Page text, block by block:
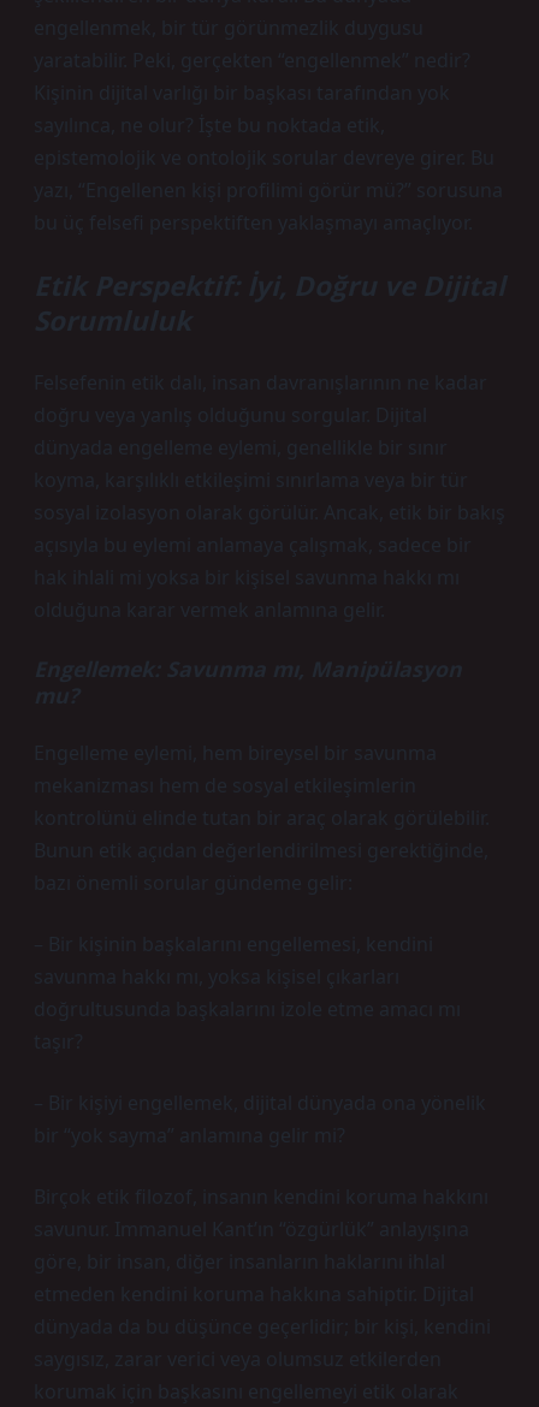
engellenmek, bir tür görünmezlik duygusu
yaratabilir. Peki, gerçekten “engellenmek” nedir?
Kişinin dijital varlığı bir başkası tarafından yok
sayılınca, ne olur? İşte bu noktada etik,
epistemolojik ve ontolojik sorular devreye girer. Bu
yazı, “Engellenen kişi profilimi görür mü?” sorusuna
bu üç felsefi perspektiften yaklaşmayı amaçlıyor.
Etik Perspektif: İyi, Doğru ve Dijital
Sorumluluk
Felsefenin etik dalı, insan davranışlarının ne kadar
doğru veya yanlış olduğunu sorgular. Dijital
dünyada engelleme eylemi, genellikle bir sınır
koyma, karşılıklı etkileşimi sınırlama veya bir tür
sosyal izolasyon olarak görülür. Ancak, etik bir bakış
açısıyla bu eylemi anlamaya çalışmak, sadece bir
hak ihlali mi yoksa bir kişisel savunma hakkı mı
olduğuna karar vermek anlamına gelir.
Engellemek: Savunma mı, Manipülasyon
mu?
Engelleme eylemi, hem bireysel bir savunma
mekanizması hem de sosyal etkileşimlerin
kontrolünü elinde tutan bir araç olarak görülebilir.
Bunun etik açıdan değerlendirilmesi gerektiğinde,
bazı önemli sorular gündeme gelir:
– Bir kişinin başkalarını engellemesi, kendini
savunma hakkı mı, yoksa kişisel çıkarları
doğrultusunda başkalarını izole etme amacı mı
taşır?
– Bir kişiyi engellemek, dijital dünyada ona yönelik
bir “yok sayma” anlamına gelir mi?
Birçok etik filozof, insanın kendini koruma hakkını
savunur. Immanuel Kant’ın “özgürlük” anlayışına
göre, bir insan, diğer insanların haklarını ihlal
etmeden kendini koruma hakkına sahiptir. Dijital
dünyada da bu düşünce geçerlidir; bir kişi, kendini
saygısız, zarar verici veya olumsuz etkilerden
korumak için başkasını engellemeyi etik olarak